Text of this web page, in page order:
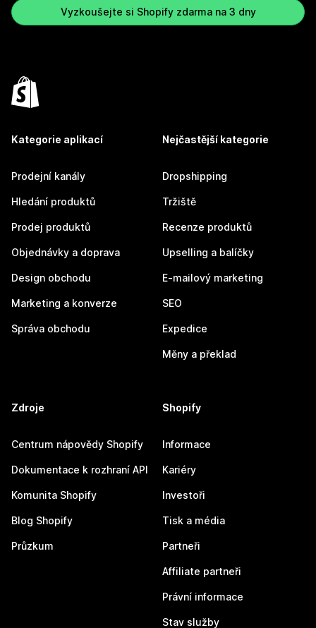
Vyzkoušejte si Shopify zdarma na 3 dny
Kategorie aplikací
Prodejní kanály
Hledání produktů
Prodej produktů
Objednávky a doprava
Design obchodu
Marketing a konverze
Správa obchodu
Nejčastější kategorie
Dropshipping
Tržiště
Recenze produktů
Upselling a balíčky
E-mailový marketing
SEO
Expedice
Měny a překlad
Zdroje
Centrum nápovědy Shopify
Dokumentace k rozhraní API
Komunita Shopify
Blog Shopify
Průzkum
Shopify
Informace
Kariéry
Investoři
Tisk a média
Partneři
Affiliate partneři
Právní informace
Stav služby